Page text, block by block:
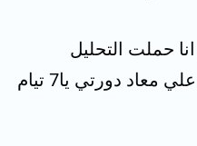
حملت التحليل
المنزلي بدري وانا كدا لسه علي معاد دورتي يا7 تيام